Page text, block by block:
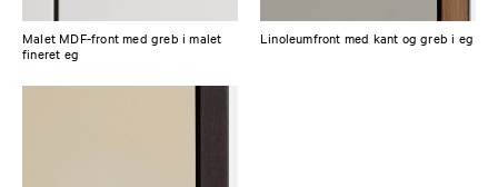
Malet MDF-front med greb i malet
fineret eg
Linoleumfront med kant og greb i eg